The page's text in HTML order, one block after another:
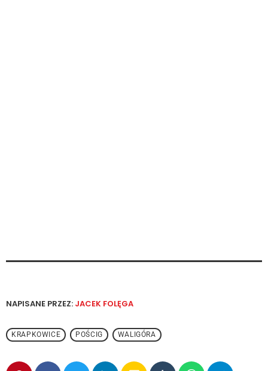
NAPISANE PRZEZ: JACEK FOLĘGA
KRAPKOWICE POŚCIG WALIGÓRA